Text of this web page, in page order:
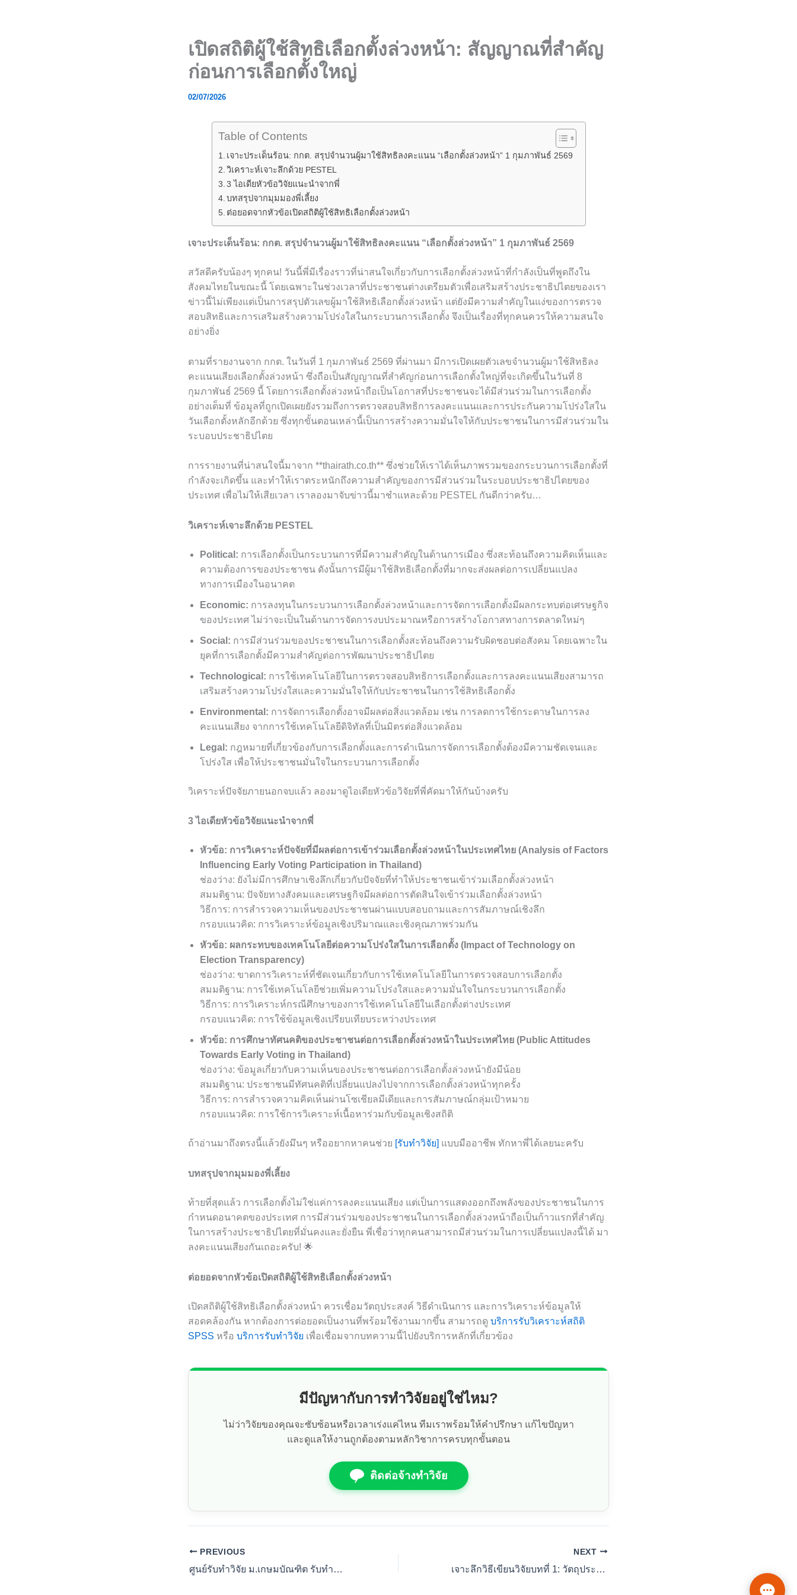
เปิดสถิติผู้ใช้สิทธิเลือกตั้งล่วงหน้า: สัญญาณที่สำคัญ
ก่อนการเลือกตั้งใหญ่
02/07/2026
Table of Contents
เจาะประเด็นร้อน: กกต. สรุปจำนวนผู้มาใช้สิทธิลงคะแนน “เลือกตั้งล่วงหน้า” 1 กุมภาพันธ์ 2569
วิเคราะห์เจาะลึกด้วย PESTEL
3 ไอเดียหัวข้อวิจัยแนะนำจากพี่
บทสรุปจากมุมมองพี่เลี้ยง
ต่อยอดจากหัวข้อเปิดสถิติผู้ใช้สิทธิเลือกตั้งล่วงหน้า
เจาะประเด็นร้อน: กกต. สรุปจำนวนผู้มาใช้สิทธิลงคะแนน “เลือกตั้งล่วงหน้า” 1 กุมภาพันธ์ 2569
สวัสดีครับน้องๆ ทุกคน! วันนี้พี่มีเรื่องราวที่น่าสนใจเกี่ยวกับการเลือกตั้งล่วงหน้าที่กำลังเป็นที่พูดถึงใน
สังคมไทยในขณะนี้ โดยเฉพาะในช่วงเวลาที่ประชาชนต่างเตรียมตัวเพื่อเสริมสร้างประชาธิปไตยของเรา
ข่าวนี้ไม่เพียงแต่เป็นการสรุปตัวเลขผู้มาใช้สิทธิเลือกตั้งล่วงหน้า แต่ยังมีความสำคัญในแง่ของการตรวจ
สอบสิทธิและการเสริมสร้างความโปร่งใสในกระบวนการเลือกตั้ง จึงเป็นเรื่องที่ทุกคนควรให้ความสนใจ
อย่างยิ่ง
ตามที่รายงานจาก กกต. ในวันที่ 1 กุมภาพันธ์ 2569 ที่ผ่านมา มีการเปิดเผยตัวเลขจำนวนผู้มาใช้สิทธิลง
คะแนนเสียงเลือกตั้งล่วงหน้า ซึ่งถือเป็นสัญญาณที่สำคัญก่อนการเลือกตั้งใหญ่ที่จะเกิดขึ้นในวันที่ 8
กุมภาพันธ์ 2569 นี้ โดยการเลือกตั้งล่วงหน้าถือเป็นโอกาสที่ประชาชนจะได้มีส่วนร่วมในการเลือกตั้ง
อย่างเต็มที่ ข้อมูลที่ถูกเปิดเผยยังรวมถึงการตรวจสอบสิทธิการลงคะแนนและการประกันความโปร่งใสใน
วันเลือกตั้งหลักอีกด้วย ซึ่งทุกขั้นตอนเหล่านี้เป็นการสร้างความมั่นใจให้กับประชาชนในการมีส่วนร่วมใน
ระบอบประชาธิปไตย
การรายงานที่น่าสนใจนี้มาจาก **thairath.co.th** ซึ่งช่วยให้เราได้เห็นภาพรวมของกระบวนการเลือกตั้งที่
กำลังจะเกิดขึ้น และทำให้เราตระหนักถึงความสำคัญของการมีส่วนร่วมในระบอบประชาธิปไตยของ
ประเทศ เพื่อไม่ให้เสียเวลา เราลองมาจับข่าวนี้มาชำแหละด้วย PESTEL กันดีกว่าครับ…
วิเคราะห์เจาะลึกด้วย PESTEL
Political: การเลือกตั้งเป็นกระบวนการที่มีความสำคัญในด้านการเมือง ซึ่งสะท้อนถึงความคิดเห็นและ
ความต้องการของประชาชน ดังนั้นการมีผู้มาใช้สิทธิเลือกตั้งที่มากจะส่งผลต่อการเปลี่ยนแปลง
ทางการเมืองในอนาคต
Economic: การลงทุนในกระบวนการเลือกตั้งล่วงหน้าและการจัดการเลือกตั้งมีผลกระทบต่อเศรษฐกิจ
ของประเทศ ไม่ว่าจะเป็นในด้านการจัดการงบประมาณหรือการสร้างโอกาสทางการตลาดใหม่ๆ
Social: การมีส่วนร่วมของประชาชนในการเลือกตั้งสะท้อนถึงความรับผิดชอบต่อสังคม โดยเฉพาะใน
ยุคที่การเลือกตั้งมีความสำคัญต่อการพัฒนาประชาธิปไตย
Technological: การใช้เทคโนโลยีในการตรวจสอบสิทธิการเลือกตั้งและการลงคะแนนเสียงสามารถ
เสริมสร้างความโปร่งใสและความมั่นใจให้กับประชาชนในการใช้สิทธิเลือกตั้ง
Environmental: การจัดการเลือกตั้งอาจมีผลต่อสิ่งแวดล้อม เช่น การลดการใช้กระดาษในการลง
คะแนนเสียง จากการใช้เทคโนโลยีดิจิทัลที่เป็นมิตรต่อสิ่งแวดล้อม
Legal: กฎหมายที่เกี่ยวข้องกับการเลือกตั้งและการดำเนินการจัดการเลือกตั้งต้องมีความชัดเจนและ
โปร่งใส เพื่อให้ประชาชนมั่นใจในกระบวนการเลือกตั้ง
วิเคราะห์ปัจจัยภายนอกจบแล้ว ลองมาดูไอเดียหัวข้อวิจัยที่พี่คัดมาให้กันบ้างครับ
3 ไอเดียหัวข้อวิจัยแนะนำจากพี่
หัวข้อ: การวิเคราะห์ปัจจัยที่มีผลต่อการเข้าร่วมเลือกตั้งล่วงหน้าในประเทศไทย (Analysis of Factors
Influencing Early Voting Participation in Thailand)
ช่องว่าง: ยังไม่มีการศึกษาเชิงลึกเกี่ยวกับปัจจัยที่ทำให้ประชาชนเข้าร่วมเลือกตั้งล่วงหน้า
สมมติฐาน: ปัจจัยทางสังคมและเศรษฐกิจมีผลต่อการตัดสินใจเข้าร่วมเลือกตั้งล่วงหน้า
วิธีการ: การสำรวจความเห็นของประชาชนผ่านแบบสอบถามและการสัมภาษณ์เชิงลึก
กรอบแนวคิด: การวิเคราะห์ข้อมูลเชิงปริมาณและเชิงคุณภาพร่วมกัน
หัวข้อ: ผลกระทบของเทคโนโลยีต่อความโปร่งใสในการเลือกตั้ง (Impact of Technology on
Election Transparency)
ช่องว่าง: ขาดการวิเคราะห์ที่ชัดเจนเกี่ยวกับการใช้เทคโนโลยีในการตรวจสอบการเลือกตั้ง
สมมติฐาน: การใช้เทคโนโลยีช่วยเพิ่มความโปร่งใสและความมั่นใจในกระบวนการเลือกตั้ง
วิธีการ: การวิเคราะห์กรณีศึกษาของการใช้เทคโนโลยีในเลือกตั้งต่างประเทศ
กรอบแนวคิด: การใช้ข้อมูลเชิงเปรียบเทียบระหว่างประเทศ
หัวข้อ: การศึกษาทัศนคติของประชาชนต่อการเลือกตั้งล่วงหน้าในประเทศไทย (Public Attitudes
Towards Early Voting in Thailand)
ช่องว่าง: ข้อมูลเกี่ยวกับความเห็นของประชาชนต่อการเลือกตั้งล่วงหน้ายังมีน้อย
สมมติฐาน: ประชาชนมีทัศนคติที่เปลี่ยนแปลงไปจากการเลือกตั้งล่วงหน้าทุกครั้ง
วิธีการ: การสำรวจความคิดเห็นผ่านโซเชียลมีเดียและการสัมภาษณ์กลุ่มเป้าหมาย
กรอบแนวคิด: การใช้การวิเคราะห์เนื้อหาร่วมกับข้อมูลเชิงสถิติ
ถ้าอ่านมาถึงตรงนี้แล้วยังมึนๆ หรืออยากหาคนช่วย [รับทำวิจัย] แบบมืออาชีพ ทักหาพี่ได้เลยนะครับ
บทสรุปจากมุมมองพี่เลี้ยง
ท้ายที่สุดแล้ว การเลือกตั้งไม่ใช่แค่การลงคะแนนเสียง แต่เป็นการแสดงออกถึงพลังของประชาชนในการ
กำหนดอนาคตของประเทศ การมีส่วนร่วมของประชาชนในการเลือกตั้งล่วงหน้าถือเป็นก้าวแรกที่สำคัญ
ในการสร้างประชาธิปไตยที่มั่นคงและยั่งยืน พี่เชื่อว่าทุกคนสามารถมีส่วนร่วมในการเปลี่ยนแปลงนี้ได้ มา
ลงคะแนนเสียงกันเถอะครับ! 🌟
ต่อยอดจากหัวข้อเปิดสถิติผู้ใช้สิทธิเลือกตั้งล่วงหน้า
เปิดสถิติผู้ใช้สิทธิเลือกตั้งล่วงหน้า ควรเชื่อมวัตถุประสงค์ วิธีดำเนินการ และการวิเคราะห์ข้อมูลให้
สอดคล้องกัน หากต้องการต่อยอดเป็นงานที่พร้อมใช้งานมากขึ้น สามารถดู บริการรับวิเคราะห์สถิติ
SPSS หรือ บริการรับทำวิจัย เพื่อเชื่อมจากบทความนี้ไปยังบริการหลักที่เกี่ยวข้อง
มีปัญหากับการทำวิจัยอยู่ใช่ไหม?
ไม่ว่าวิจัยของคุณจะซับซ้อนหรือเวลาเร่งแค่ไหน ทีมเราพร้อมให้คำปรึกษา แก้ไขปัญหา
และดูแลให้งานถูกต้องตามหลักวิชาการครบทุกขั้นตอน
ติดต่อจ้างทำวิจัย
PREVIOUS
ศูนย์รับทำวิจัย ม.เกษมบัณฑิต รับทำวิทยานิพนธ์ ทุกสาขาวิชา จบเร็ว
NEXT
เจาะลึกวิธีเขียนวิจัยบทที่ 1: วัตถุประสงค์